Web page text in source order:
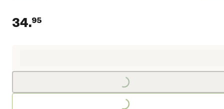
34.95
Loading...
Loading...